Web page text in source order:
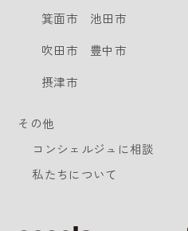
箕面市
池田市
吹田市
豊中市
摂津市
その他
コンシェルジュに相談
私たちについて